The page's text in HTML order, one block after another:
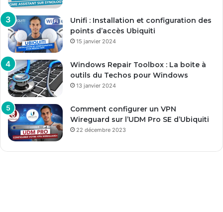
Unifi : Installation et configuration des
points d’accès Ubiquiti
15 janvier 2024
Windows Repair Toolbox : La boite à
outils du Techos pour Windows
13 janvier 2024
Comment configurer un VPN
Wireguard sur l’UDM Pro SE d’Ubiquiti
22 décembre 2023